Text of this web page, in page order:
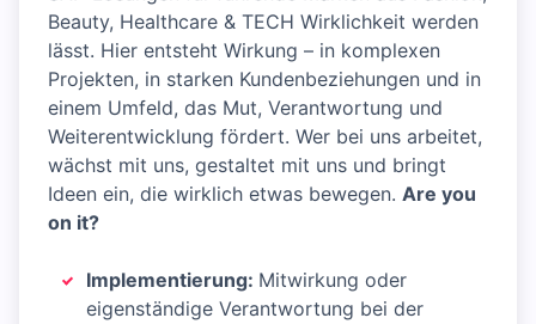
Beauty, Healthcare & TECH Wirklichkeit werden
lässt. Hier entsteht Wirkung – in komplexen
Projekten, in starken Kundenbeziehungen und in
einem Umfeld, das Mut, Verantwortung und
Weiterentwicklung fördert. Wer bei uns arbeitet,
wächst mit uns, gestaltet mit uns und bringt
Ideen ein, die wirklich etwas bewegen. Are you
on it?
Implementierung: Mitwirkung oder
eigenständige Verantwortung bei der